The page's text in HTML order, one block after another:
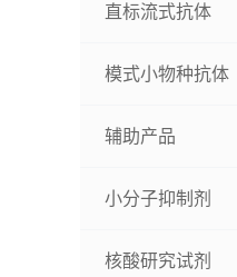
直标流式抗体
模式小物种抗体
辅助产品
小分子抑制剂
核酸研究试剂